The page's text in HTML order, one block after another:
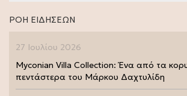
ΡΟΗ ΕΙΔΗΣΕΩΝ
27 Ιουλίου 2026
Myconian Villa Collection: Ένα από τα
πεντάστερα του Μάρκου Δαχτυλίδη